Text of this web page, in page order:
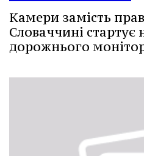
Камери замість
Словаччині стартує
дорожнього